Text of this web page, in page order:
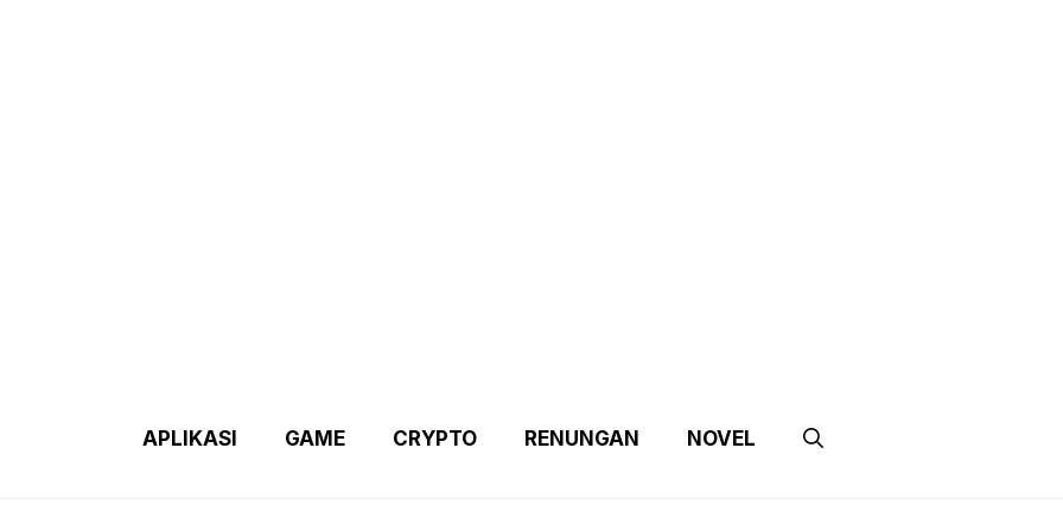
APLIKASI GAME CRYPTO RENUNGAN NOVEL